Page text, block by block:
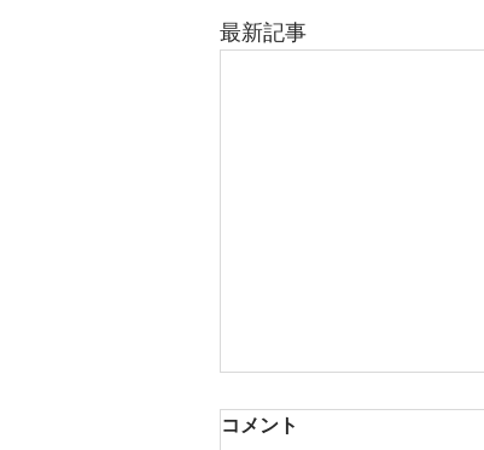
最新記事
コメント